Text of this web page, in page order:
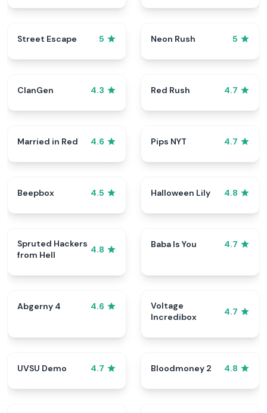
Street Escape 5 Neon Rush 5
ClanGen 4.3 Red Rush 4.7
Married in Red 4.6 Pips NYT 4.7
Beepbox 4.5 Halloween Lily 4.8
Spruted Hackers
from Hell
4.8
Baba Is You 4.7
Abgerny 4 4.6
Voltage
Incredibox
4.7
UVSU Demo 4.7 Bloodmoney 2 4.8